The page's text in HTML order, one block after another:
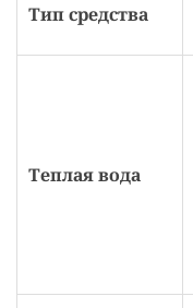
Тип средства
Теплая вода